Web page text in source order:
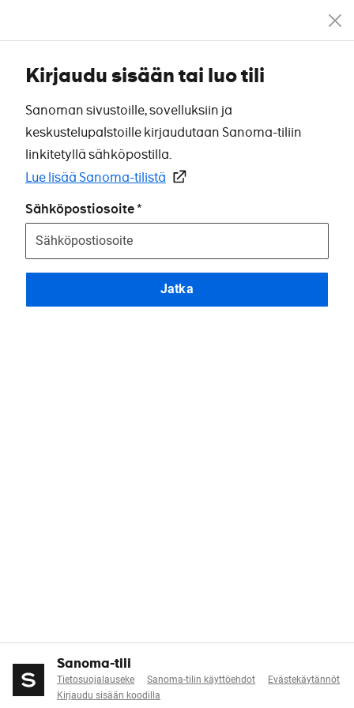
Kirjaudu sisään tai luo tili
Sanoman sivustoille, sovelluksiin ja
keskustelupalstoille kirjaudutaan Sanoma-tiliin
linkitetyllä sähköpostilla.
Lue lisää Sanoma-tilistä
Sähköpostiosoite
Jatka
Sanoma-tili
Tietosuojalauseke Sanoma-tilin käyttöehdot
Evästekäytännöt
Kirjaudu sisään koodilla